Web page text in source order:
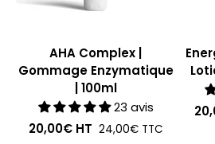
AHA Complex |
Gommage Enzymatique
| 100ml
23 avis
20,00€HT 24,00€TTC